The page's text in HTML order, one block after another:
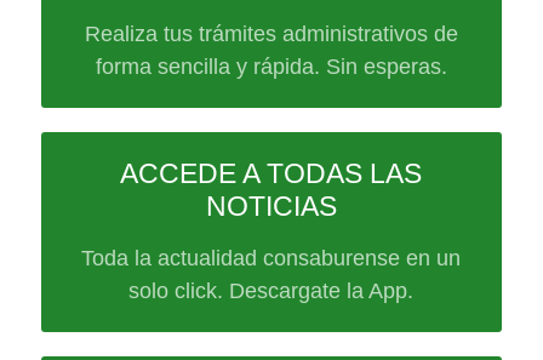
Realiza tus trámites administrativos de
forma sencilla y rápida. Sin esperas.
ACCEDE A TODAS LAS
NOTICIAS
Toda la actualidad consaburense en un
solo click. Descargate la App.